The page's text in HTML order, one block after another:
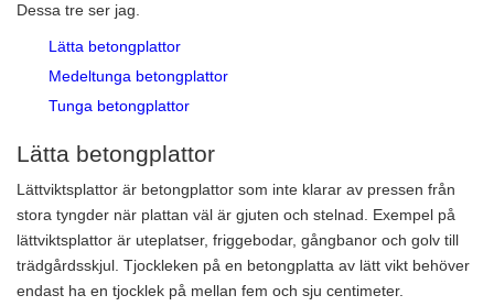
Dessa tre ser jag.
Lätta betongplattor
Medeltunga betongplattor
Tunga betongplattor
Lätta betongplattor
Lättviktsplattor är betongplattor som inte klarar av pressen från
stora tyngder när plattan väl är gjuten och stelnad. Exempel på
lättviktsplattor är uteplatser, friggebodar, gångbanor och golv till
trädgårdsskjul. Tjockleken på en betongplatta av lätt vikt behöver
endast ha en tjocklek på mellan fem och sju centimeter.